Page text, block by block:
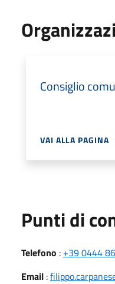
Consiglio
VAI ALLA PAGINA
Punti di
Telefono : +39 0444
Email :